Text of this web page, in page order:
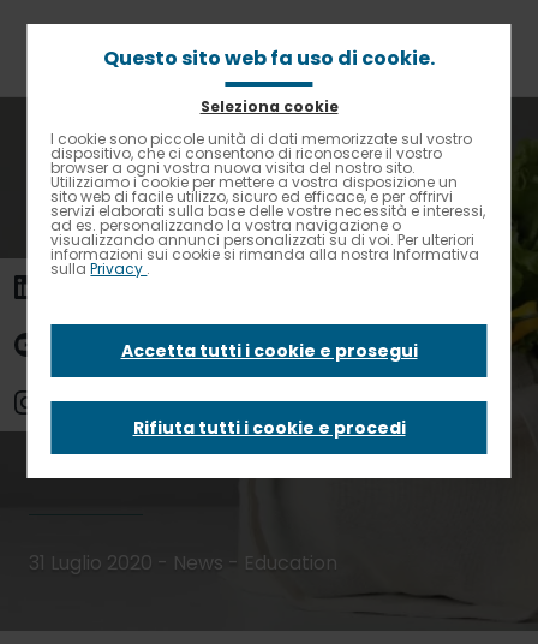
Contrasto elevato
Briciole
pane
Home
News
Food trend 2020: come sono cambiate le nostre abitudini
a tavola
Food trend 2020:
come sono
cambiate le nostre
abitudini a tavola
31 Luglio 2020 - News - Education
Questo sito web fa uso di cookie.
Seleziona cookie
I cookie sono piccole unità di dati memorizzate sul vostro
dispositivo, che ci consentono di riconoscere il vostro
browser a ogni vostra nuova visita del nostro sito.
Utilizziamo i cookie per mettere a vostra disposizione un
sito web di facile utilizzo, sicuro ed efficace, e per offrirvi
servizi elaborati sulla base delle vostre necessità e interessi,
ad es. personalizzando la vostra navigazione o
visualizzando annunci personalizzati su di voi. Per ulteriori
informazioni sui cookie si rimanda alla nostra Informativa
sullaPrivacy .
Accetta tutti i cookie e prosegui
Rifiuta tutti i cookie e procedi